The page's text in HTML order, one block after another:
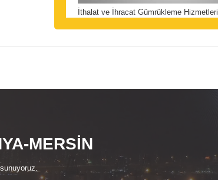
İthalat ve İhracat Gümrükleme Hizmetleri
MERSİN